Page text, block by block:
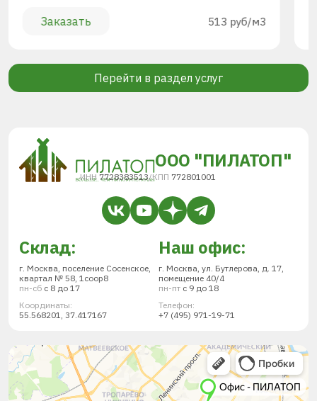
Заказать 513 руб/м3
Перейти в раздел услуг
ООО "ПИЛАТОП"
ИНН 7728383513/КПП 772801001
Склад:
г. Москва, поселение Сосенское,
квартал № 58, 1соор8
пн-сб с 8 до 17
Координаты:
55.568201, 37.417167
Наш офис:
г. Москва, ул. Бутлерова, д. 17,
помещение 40/4
пн-пт с 9 до 18
Телефон:
+7 (495) 971-19-71